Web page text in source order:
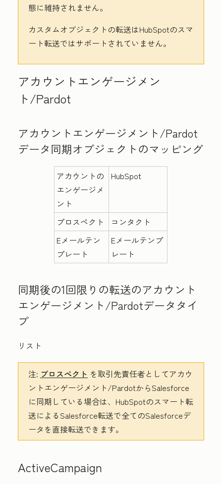
態に維持されません。
カスタムオブジェクトの転送はHubSpotのスマ
ート転送ではサポートされていません。
アカウントエンゲージメン
ト/Pardot
アカウントエンゲージメント/Pardot
データ同期オブジェクトのマッピング
アカウントの
エンゲージメ
ント
HubSpot
プロスペクト
コンタクト
Eメールテン
プレート
Eメールテンプ
レート
同期後の1回限りの転送のアカウント
エンゲージメント/Pardotデータタイ
プ
リスト
注: プロスペクト を取引先責任者としてアカウ
ントエンゲージメント/PardotからSalesforce
に同期している場合は、HubSpotのスマート転
送によるSalesforce転送で全てのSalesforceデ
ータを直接転送できます。
ActiveCampaign